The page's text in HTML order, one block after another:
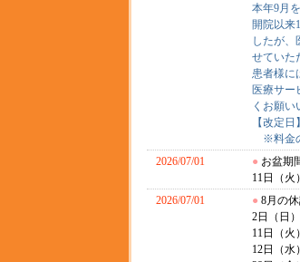
本年9月
開院以来
したが、
せていた
患者様に
医療サー
くお願い
【改定
※料金
2026/07/01
● お盆期
11日（火
2026/07/01
● 8月の
2日（日）
11日（火
12日（水